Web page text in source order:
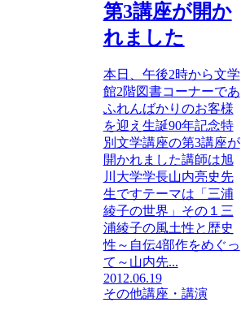
第3講座が開か
れました
本日、午後2時から文学
館2階図書コーナーであ
ふれんばかりのお客様
を迎え生誕90年記念特
別文学講座の第3講座が
開かれました講師は旭
川大学学長山内亮史先
生ですテーマは「三浦
綾子の世界」その１三
浦綾子の風土性と歴史
性～自伝4部作をめぐっ
て～山内先...
2012.06.19
その他講座・講演